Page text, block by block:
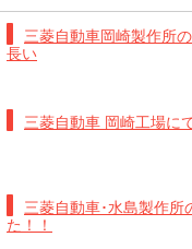
三菱自動車岡崎製作所
長い
三菱自動車 岡崎工場に
三菱自動車･水島製作所
た！！